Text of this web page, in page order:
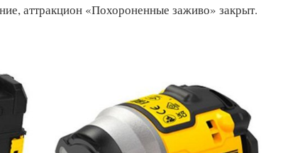
аттракцион «Похороненные заживо» закрыт.